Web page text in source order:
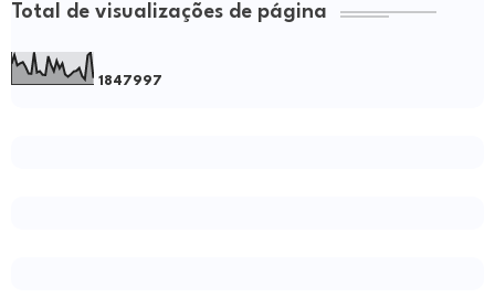
Total de visualizações de página
1 847997